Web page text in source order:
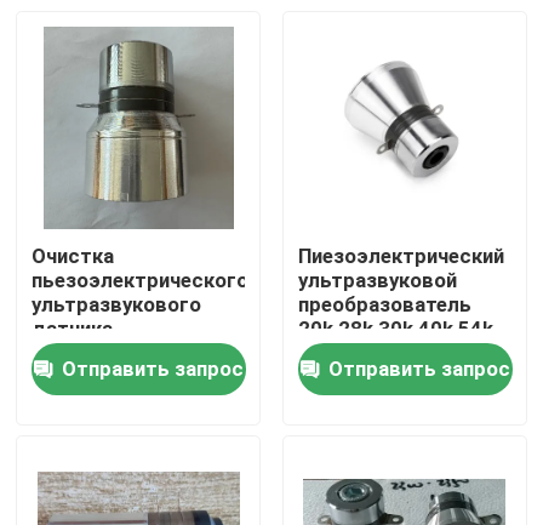
Дом
О нас
Очистка
пьезоэлектрического
ультразвукового
датчика
Отправить запрос
Пиезоэлектрический
ультразвуковой
преобразователь
20k 28k 30k 40k 54k
Отправить запрос